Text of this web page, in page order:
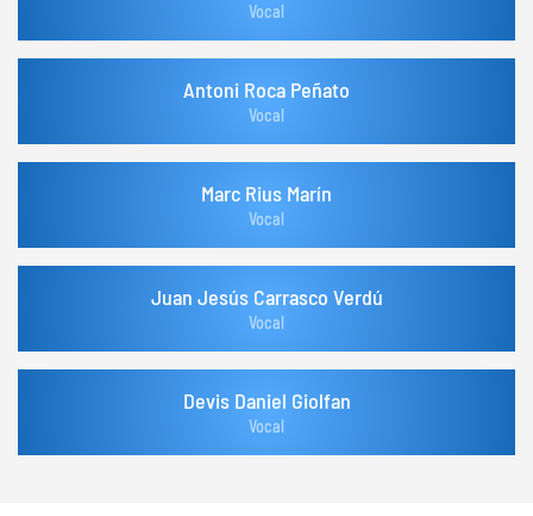
Vocal
Antoni Roca Peñato
Vocal
Marc Rius Marín
Vocal
Juan Jesús Carrasco Verdú
Vocal
Devis Daniel Giolfan
Vocal